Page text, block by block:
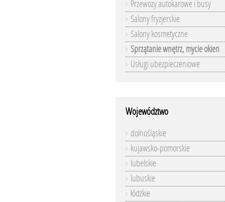
Przewozy autokarowe i busy
Salony fryzjerskie
Salony kosmetyczne
Sprzątanie wnętrz, mycie okien
Usługi ubezpieczeniowe
Województwo
dolnośląskie
kujawsko-pomorskie
lubelskie
lubuskie
łódzkie